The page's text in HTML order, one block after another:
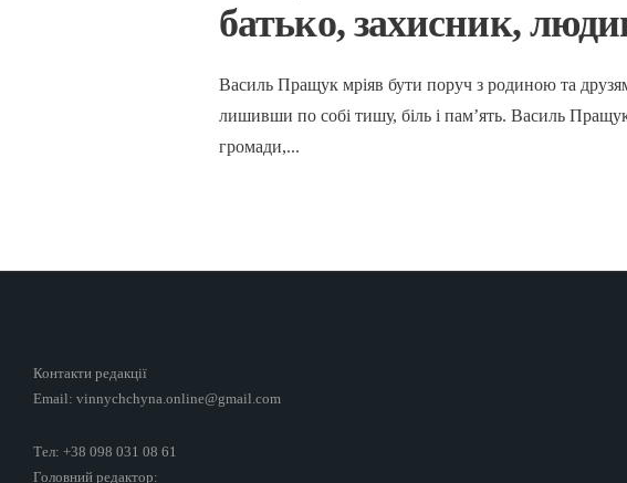
батько, захисник,
Василь Пращук мріяв бути поруч з родиною та
лишивши по собі тишу, біль і пам’ять. Василь
громади,...
Контакти редакції
Email: vinnychchyna.online@gmail.com
Тел: +38 098 031 08 61
Головний редактор: